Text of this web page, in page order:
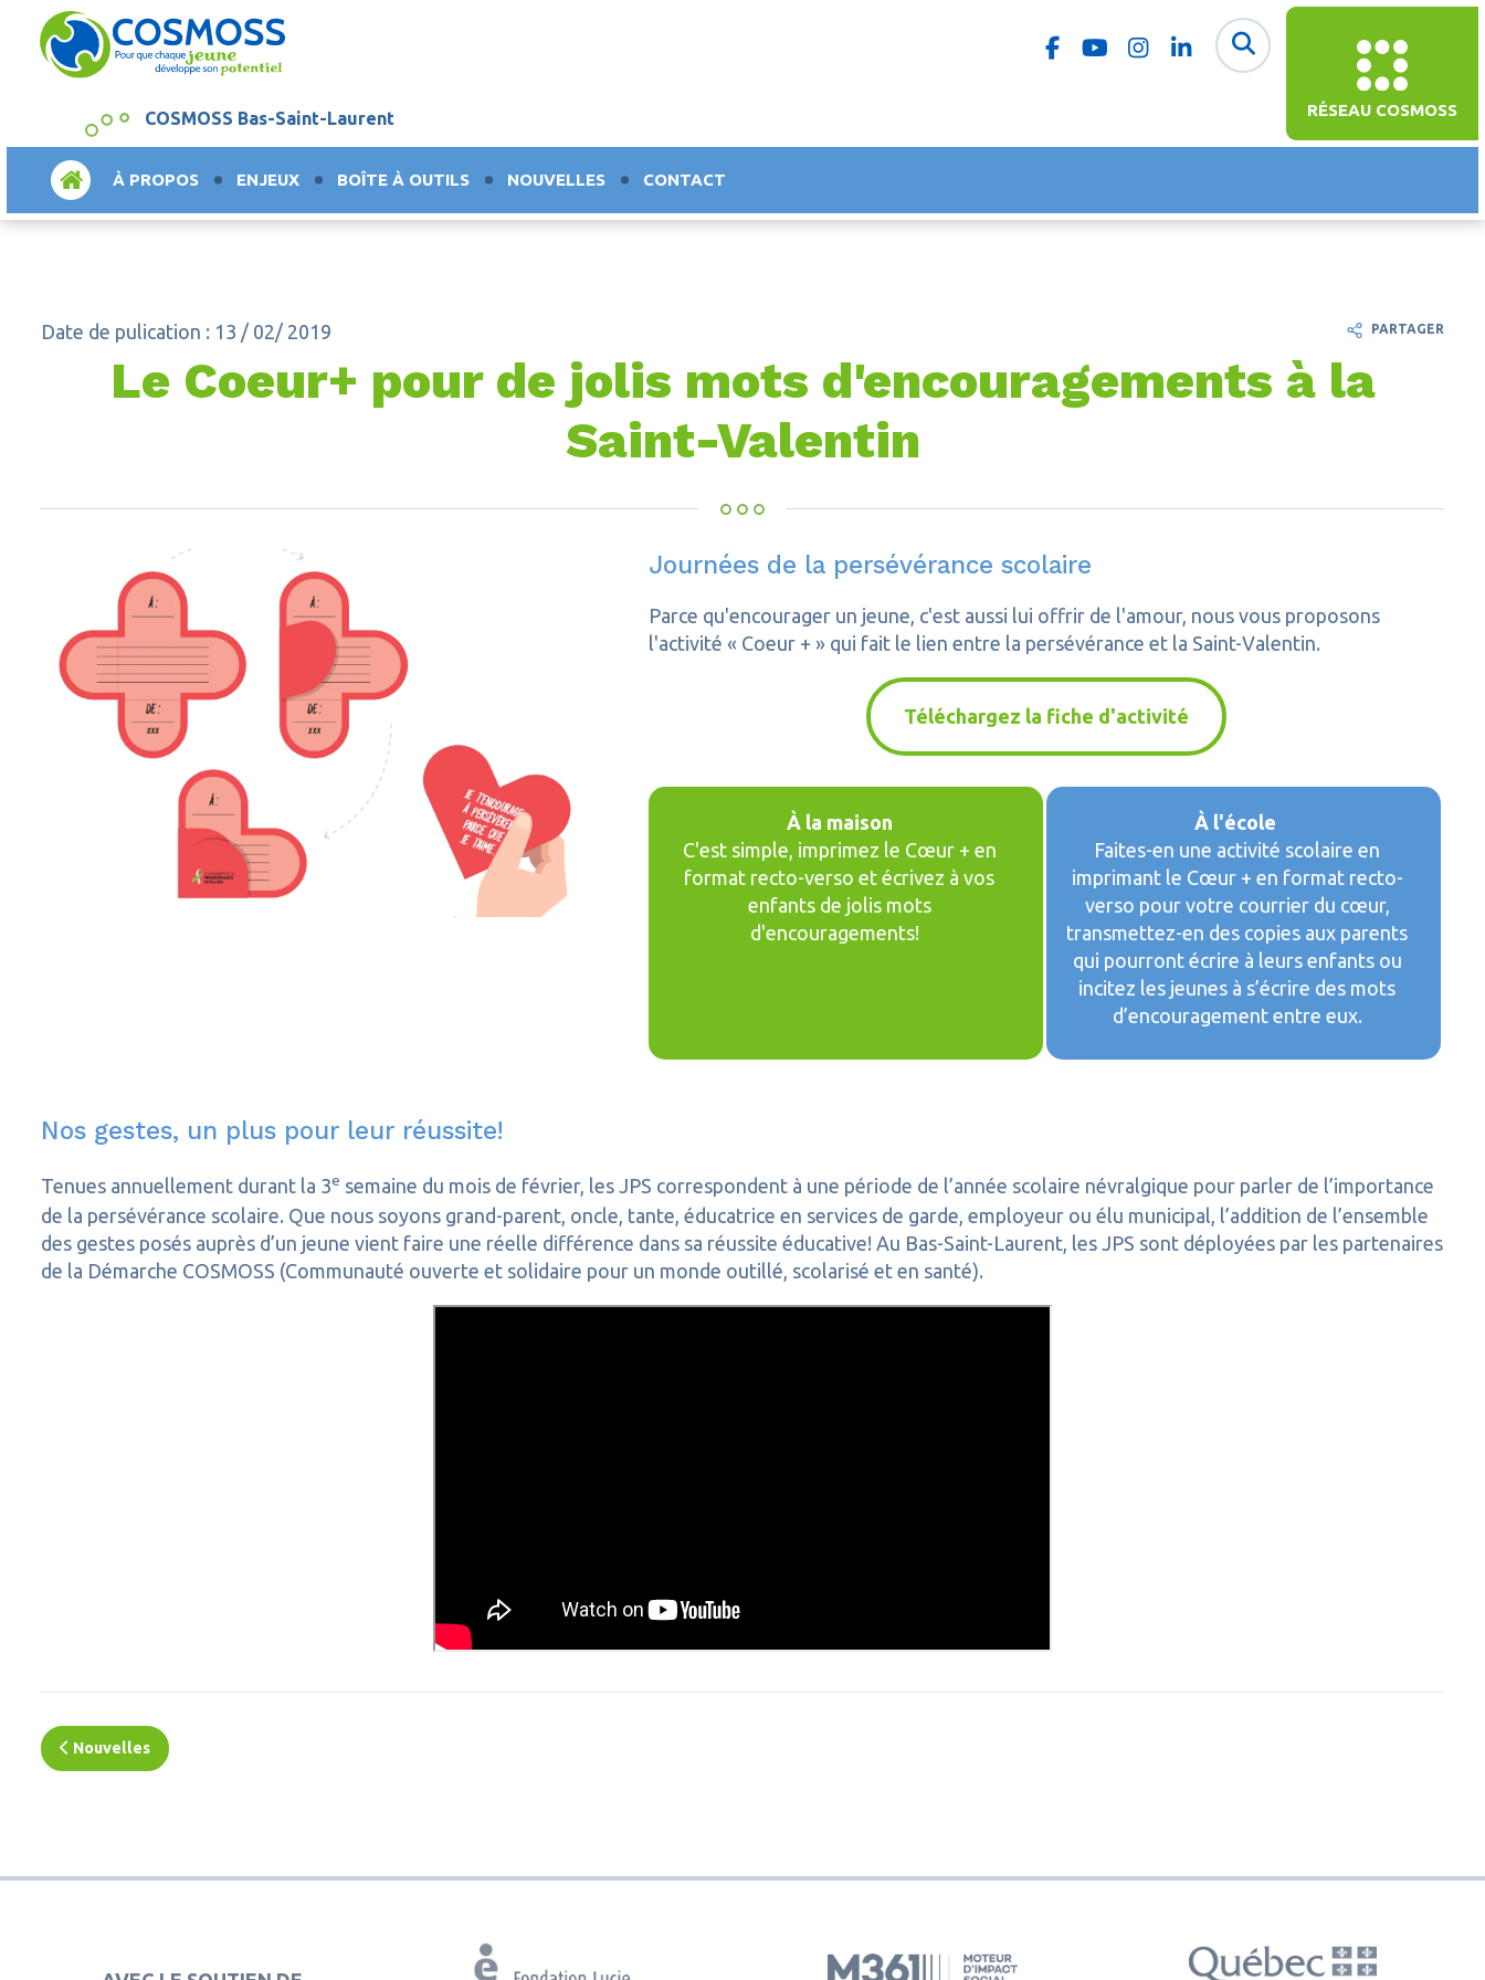
RÉSEAU COSMOSS
COSMOSS Bas-Saint-Laurent
ACCUEILÀ PROPOS ENJEUX BOÎTE À OUTILS NOUVELLES CONTACT
Date de pulication : 13 / 02/ 2019
Le Coeur+ pour de jolis mots d'encouragements à la
Saint-Valentin
Journées de la persévérance scolaire
Parce qu'encourager un jeune, c'est aussi lui offrir de l'amour, nous vous proposons
l'activité « Coeur + » qui fait le lien entre la persévérance et la Saint-Valentin.
Téléchargez la fiche d'activité
À la maison
C'est simple, imprimez le Cœur + en
format recto-verso et écrivez à vos
enfants de jolis mots
d'encouragements!
À l'école
Faites-en une activité scolaire en
imprimant le Cœur + en format recto-
verso pour votre courrier du cœur,
transmettez-en des copies aux parents
qui pourront écrire à leurs enfants ou
incitez les jeunes à s’écrire des mots
d’encouragement entre eux.
Nos gestes, un plus pour leur réussite!
Tenues annuellement durant la 3e semaine du mois de février, les JPS correspondent à une période de l’année scolaire névralgique pour parler de l’importance
de la persévérance scolaire. Que nous soyons grand-parent, oncle, tante, éducatrice en services de garde, employeur ou élu municipal, l’addition de l’ensemble
des gestes posés auprès d’un jeune vient faire une réelle différence dans sa réussite éducative! Au Bas-Saint-Laurent, les JPS sont déployées par les partenaires
de la Démarche COSMOSS (Communauté ouverte et solidaire pour un monde outillé, scolarisé et en santé).
Nouvelles
PARTAGER